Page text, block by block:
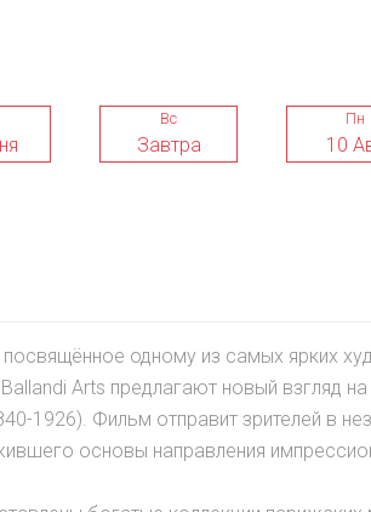
Вс
Завтра
Пн
10
одному из самых ярких
Arts предлагают новый взгляд
1926). Фильм отправит зрителей в
основы направления